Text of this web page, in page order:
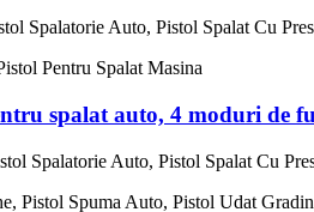
spalat auto, 4 moduri de